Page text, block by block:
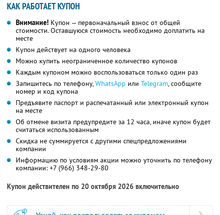
КАК РАБОТАЕТ КУПОН
Внимание! Купон — первоначальный взнос от общей
стоимости. Оставшуюся стоимость необходимо доплатить на
месте
Купон действует на одного человека
Можно купить неограниченное количество купонов
Каждым купоном можно воспользоваться только один раз
Запишитесь по телефону,WhatsApp или Telegram, сообщите
номер и код купона
Предъявите паспорт и распечатанный или электронный купон
на месте
Об отмене визита предупредите за 12 часа, иначе купон будет
считаться использованным
Скидка не суммируется с другими спецпредложениями
компании
Информацию по условиям акции можно уточнить по телефону
компании: +7 (966) 348-29-80
Купон действителен по 20 октября 2026 включительно